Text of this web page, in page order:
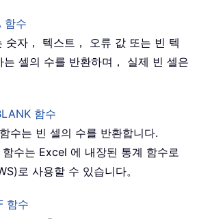
함수
숫자， 텍스트， 오류 값 또는 빈 텍
는 셀의 수를 반환하며， 실제 빈 셀은
함수
함수는 빈 셀의 수를 반환합니다.
수는 Excel 에 내장된 통계 함수로
로 사용할 수 있습니다。
함수